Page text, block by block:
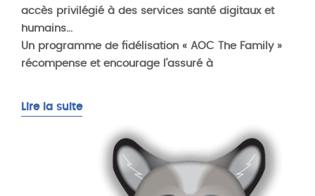
accès privilégié à des services santé digitaux et
humains...
Un programme de fidélisation « AOC The Family »
récompense et encourage l’assuré à
Lire la suite